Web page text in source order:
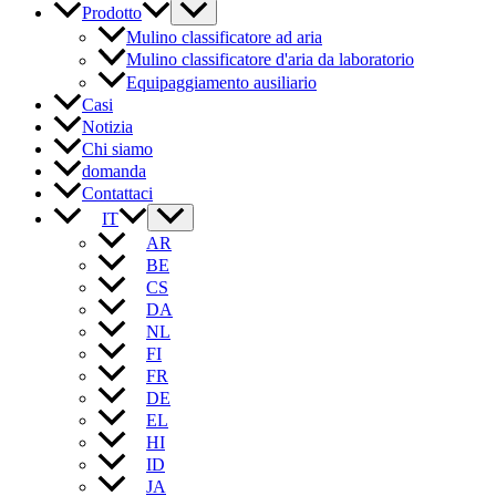
Prodotto
Mulino classificatore ad aria
Mulino classificatore d'aria da laboratorio
Equipaggiamento ausiliario
Casi
Notizia
Chi siamo
domanda
Contattaci
IT
AR
BE
CS
DA
NL
FI
FR
DE
EL
HI
ID
JA